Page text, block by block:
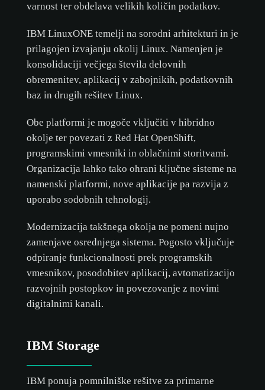
varnost ter obdelava velikih količin podatkov.
IBM LinuxONE temelji na sorodni arhitekturi in je
prilagojen izvajanju okolij Linux. Namenjen je
konsolidaciji večjega števila delovnih
obremenitev, aplikacij v zabojnikih, podatkovnih
baz in drugih rešitev Linux.
Obe platformi je mogoče vključiti v hibridno
okolje ter povezati z Red Hat OpenShift,
programskimi vmesniki in oblačnimi storitvami.
Organizacija lahko tako ohrani ključne sisteme na
namenski platformi, nove aplikacije pa razvija z
uporabo sodobnih tehnologij.
Modernizacija takšnega okolja ne pomeni nujno
zamenjave osrednjega sistema. Pogosto vključuje
odpiranje funkcionalnosti prek programskih
vmesnikov, posodobitev aplikacij, avtomatizacijo
razvojnih postopkov in povezovanje z novimi
digitalnimi kanali.
IBM Storage
IBM ponuja pomnilniške rešitve za primarne